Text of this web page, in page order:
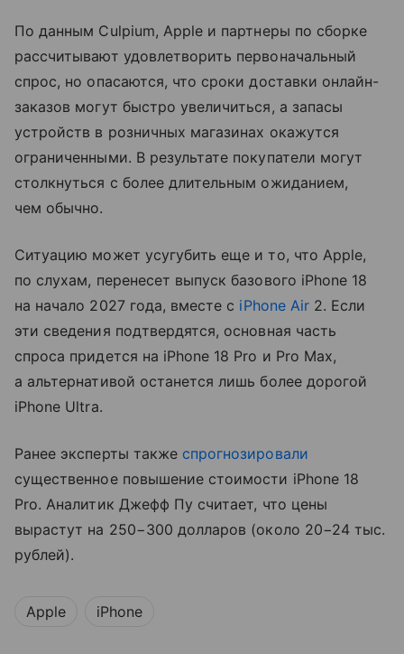
По данным Culpium, Apple и партнеры по сборке
рассчитывают удовлетворить первоначальный
спрос, но опасаются, что сроки доставки онлайн-
заказов могут быстро увеличиться, а запасы
устройств в розничных магазинах окажутся
ограниченными. В результате покупатели могут
столкнуться с более длительным ожиданием,
чем обычно.
Ситуацию может усугубить еще и то, что Apple,
по слухам, перенесет выпуск базового iPhone 18
на начало 2027 года, вместе с iPhone Air2. Если
эти сведения подтвердятся, основная часть
спроса придется на iPhone 18 Pro и Pro Max,
а альтернативой останется лишь более дорогой
iPhone Ultra.
Ранее эксперты также спрогнозировали
существенное повышение стоимости iPhone 18
Pro. Аналитик Джефф Пу считает, что цены
вырастут на 250−300 долларов (около 20−24 тыс.
рублей).
Apple iPhone